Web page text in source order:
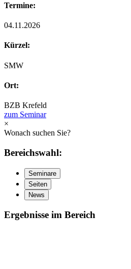
Termine:
04.11.2026
Kürzel:
SMW
Ort:
BZB Krefeld
zum Seminar
×
Wonach suchen Sie?
Bereichswahl:
Seminare
Seiten
News
Ergebnisse im Bereich